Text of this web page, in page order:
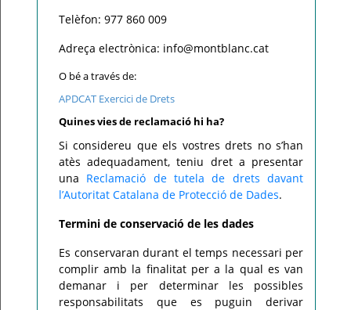
Telèfon: 977 860 009
Adreça electrònica: info@montblanc.cat
O bé a través de:
APDCAT Exercici de Drets
Quines vies de reclamació hi ha?
Si considereu que els vostres drets no s’han
atès adequadament, teniu dret a presentar
una Reclamació de tutela de drets davant
l’Autoritat Catalana de Protecció de Dades.
Termini de conservació de les dades
Es conservaran durant el temps necessari per
complir amb la finalitat per a la qual es van
demanar i per determinar les possibles
responsabilitats que es puguin derivar